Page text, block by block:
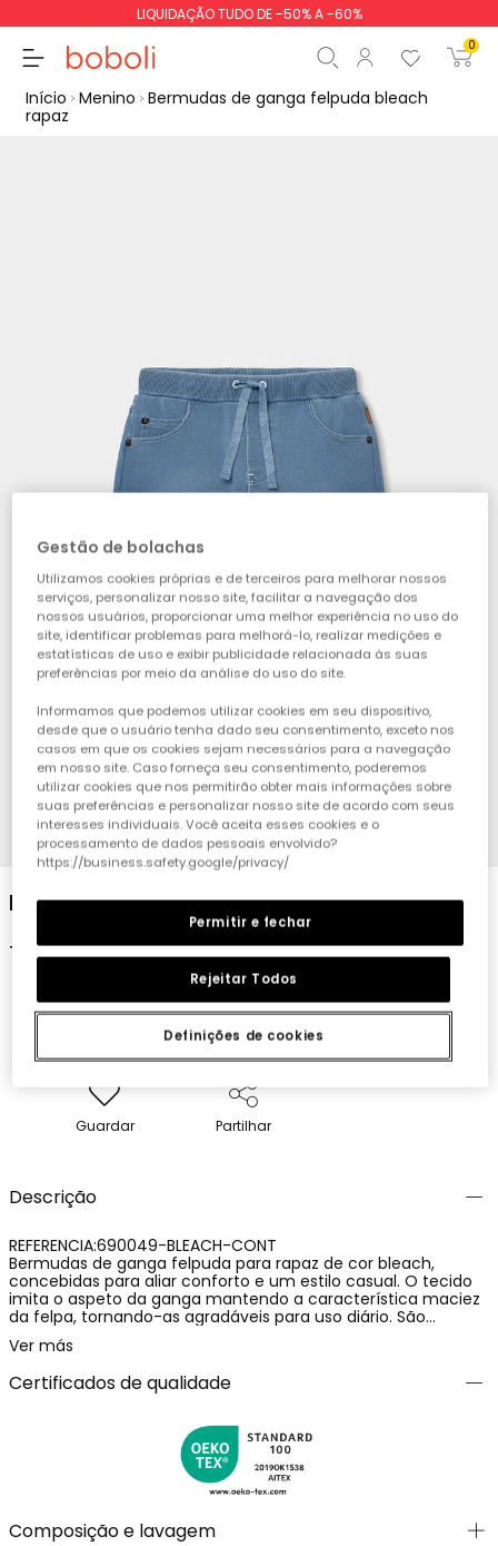
LIQUIDAÇÃO TUDO DE -50% A -60%
0
Início Menino Bermudas de ganga felpuda bleach
rapaz
1 2 3 4
Bermudas de ganga felpuda bleach rapaz
19,95 €
Guardar Partilhar
Descrição
REFERENCIA:690049-BLEACH-CONT
Bermudas de ganga felpuda para rapaz de cor bleach,
concebidas para aliar conforto e um estilo casual. O tecido
imita o aspeto da ganga mantendo a característica maciez
da felpa, tornando-as agradáveis para uso diário. São
confecionadas com uma mistura de 78% algodão, 15%
poliéster e 7% elastano, que proporciona flexibilidade,
resistência e liberdade de movimento. Uma peça prática e
versátil, ideal para os dias mais quentes.
Ver más
Certificados de qualidade
Composição e lavagem
Gestão de bolachas
Utilizamos cookies próprias e de terceiros para melhorar nossos
serviços, personalizar nosso site, facilitar a navegação dos
nossos usuários, proporcionar uma melhor experiência no uso do
site, identificar problemas para melhorá-lo, realizar medições e
estatísticas de uso e exibir publicidade relacionada às suas
preferências por meio da análise do uso do site.
Informamos que podemos utilizar cookies em seu dispositivo,
desde que o usuário tenha dado seu consentimento, exceto nos
casos em que os cookies sejam necessários para a navegação
em nosso site. Caso forneça seu consentimento, poderemos
utilizar cookies que nos permitirão obter mais informações sobre
suas preferências e personalizar nosso site de acordo com seus
interesses individuais. Você aceita esses cookies e o
processamento de dados pessoais envolvido?
https://business.safety.google/privacy/
Definições de cookies
Rejeitar Todos
Permitir e fechar